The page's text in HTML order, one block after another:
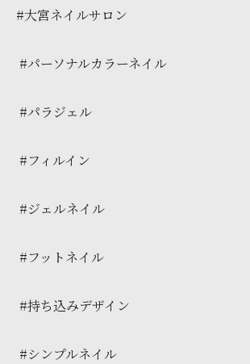
#大宮ネイルサロン
#パーソナルカラーネイル
#パラジェル
#フィルイン
#ジェルネイル
#フットネイル
#持ち込みデザイン
#シンプルネイル